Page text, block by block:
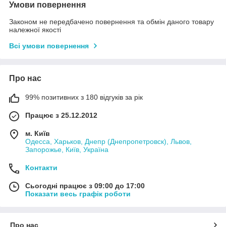
Умови повернення
Законом не передбачено повернення та обмін даного товару
належної якості
Всі умови повернення
Про нас
99% позитивних з 180 відгуків за рік
Працює з 25.12.2012
м. Київ
Одесса, Харьков, Днепр (Днепропетровск), Львов,
Запорожье, Київ, Україна
Контакти
Сьогодні працює з 09:00 до 17:00
Показати весь графік роботи
Про нас